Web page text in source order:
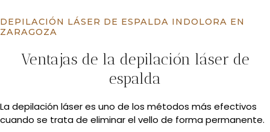
DEPILACIÓN LÁSER DE ESPALDA INDOLORA EN
ZARAGOZA
Ventajas de la depilación láser de
espalda
La depilación láser es uno de los métodos más efectivos
cuando se trata de eliminar el vello de forma permanente.